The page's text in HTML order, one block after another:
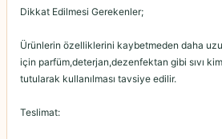
Dikkat Edilmesi Gerekenler;
Ürünlerin özelliklerini kaybetmeden daha
için parfüm,deterjan,dezenfektan gibi sıvı
tutularak kullanılması tavsiye edilir.
Teslimat: